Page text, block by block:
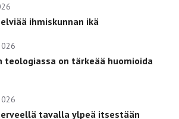
ihmiskunnan ikä
teologiassa on tärkeää huomioida
tavalla ylpeä itsestään